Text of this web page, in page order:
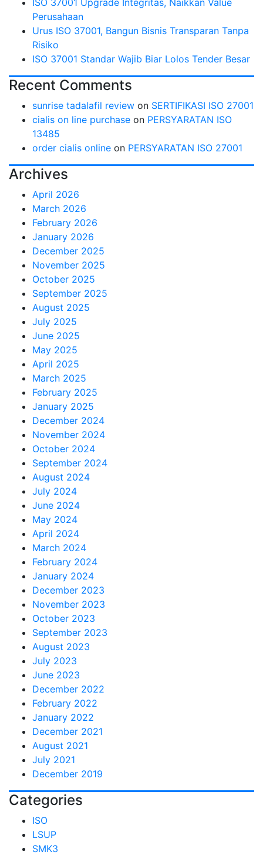
ISO 37001 Upgrade Integritas, Naikkan Value
Perusahaan
Urus ISO 37001, Bangun Bisnis Transparan Tanpa
Risiko
ISO 37001 Standar Wajib Biar Lolos Tender Besar
Recent Comments
sunrise tadalafil review on SERTIFIKASI ISO 27001
cialis on line purchase on PERSYARATAN ISO
13485
order cialis online on PERSYARATAN ISO 27001
Archives
April 2026
March 2026
February 2026
January 2026
December 2025
November 2025
October 2025
September 2025
August 2025
July 2025
June 2025
May 2025
April 2025
March 2025
February 2025
January 2025
December 2024
November 2024
October 2024
September 2024
August 2024
July 2024
June 2024
May 2024
April 2024
March 2024
February 2024
January 2024
December 2023
November 2023
October 2023
September 2023
August 2023
July 2023
June 2023
December 2022
February 2022
January 2022
December 2021
August 2021
July 2021
December 2019
Categories
ISO
LSUP
SMK3